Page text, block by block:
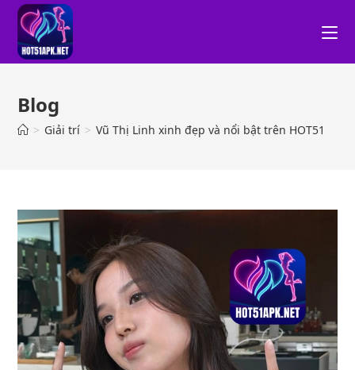
Blog
> Giải trí > Vũ Thị Linh xinh đẹp và nổi bật trên HOT51